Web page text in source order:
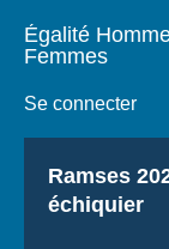
Égalité
Femmes
Se connecter
Titre
Ramses
échiquier